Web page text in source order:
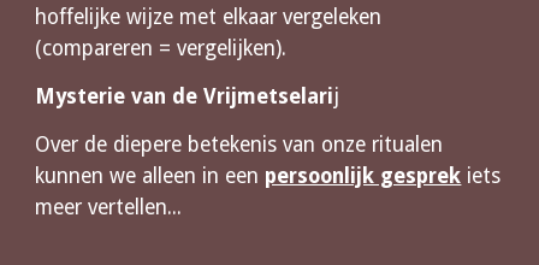
hoffelijke wijze met elkaar vergeleken
(compareren = vergelijken).
Mysterie van de Vrijmetselarij
Over de diepere betekenis van onze ritualen
kunnen we alleen in een persoonlijk gesprek iets
meer vertellen...